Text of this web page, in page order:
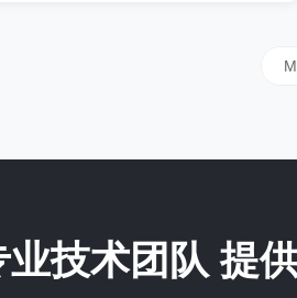
业技术团队 提